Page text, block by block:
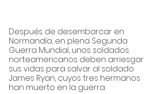
Después de desembarcar en
Normandía, en plena Segunda
Guerra Mundial, unos soldados
norteamericanos deben arriesgar
sus vidas para salvar al soldado
James Ryan, cuyos tres hermanos
han muerto en la guerra.